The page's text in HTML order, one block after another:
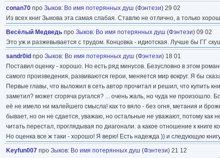
conan70 про Зыков: Во имя потерянных душ (Фэнтези) 29 02
Из всех книг Зыкова эта самая слабая. Ставлю не отлично, а только
Весёлый Медведь про Зыков: Во имя потерянных душ (Фэнтези) 09 02
Это уж и разжевывается с трудом. Концовка - идиотская. Лучше бы ГГ
sandr0id про Зыков: Во имя потерянных душ (Фэнтези) 18 01
Поставил оценку - хорошо. Но есть ряд минусов. Безусловно в этом
самого произведения, развиваются герои, меняется мир вокруг. Я бы
Первые главы, что выложил в сеть автор прочитал и решил, что купить
заметил? может сгоряча ругался? ... очень жаль, но чуда не произошло.
её не имело ни малейшего смысла! как то вяло - без огня, метания и
бывает, но он не сдается, уважаю, но остальные не уважают, потому как
читать перестал, проглядывая по диагонали. а какое отношение к книге
Но оценка все ж таки - хорошо! Я верю! Есть надежда )) и следующую
Keyfun007 про Зыков: Во имя потерянных душ (Фэнтези) 21 12